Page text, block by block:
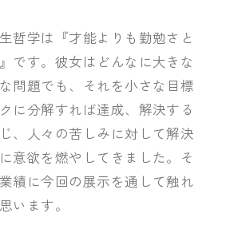
哲学は『才能よりも勤勉さと
です。彼女はどんなに大きな
問題でも、それを小さな目標
に分解すれば達成、解決する
、人々の苦しみに対して解決
意欲を燃やしてきました。そ
績に今回の展示を通して触れ
います。